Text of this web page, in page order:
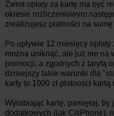
Zwrot opłaty za kartę ma być
okresie rozliczeniowym
zrealizujesz płatności na sumę
Po upływie 12 miesięcy
można uniknąć, ale już nie na
promocji, a zgodnych z taryfą
dzisiejszy takie warunki dla
karty to 1000 zł płatności
Wyrabiając kartę, pamiętaj, by
dodatkowych (jak CitiPhone),